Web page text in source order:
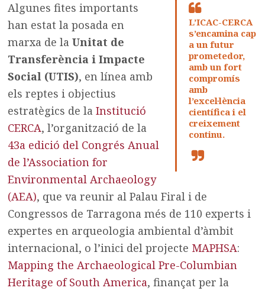
L’ICAC-CERCA
s’encamina cap
a un futur
prometedor,
amb un fort
compromís
amb
l’excel·lència
científica i el
creixement
continu.
Algunes fites importants
han estat la posada en
marxa de laUnitat de
Transferència i Impacte
Social (UTIS), en línea amb
els reptes i objectius
estratègics de laInstitució
CERCA, l’organització de la
43a edició del Congrés Anual
de l’Association for
Environmental Archaeology
(AEA), que va reunir al Palau Firal i de
Congressos de Tarragona més de 110 experts i
expertes en arqueologia ambiental d’àmbit
internacional, o l’inici del projecte MAPHSA:
Mapping the Archaeological Pre-Columbian
Heritage of South America, finançat per la